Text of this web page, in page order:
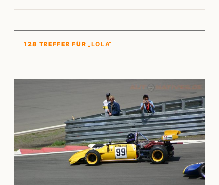
128 TREFFER FÜR „LOLA“